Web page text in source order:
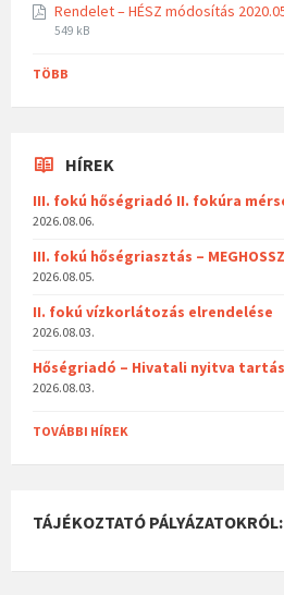
Rendelet – HÉSZ módosítás
549 kB
TÖBB
HÍREK
III. fokú hőségriadó II. fokúra
2026.08.06.
III. fokú hőségriasztás –
2026.08.05.
II. fokú vízkorlátozás elrendelése
2026.08.03.
Hőségriadó – Hivatali nyitva tartás
2026.08.03.
TOVÁBBI HÍREK
TÁJÉKOZTATÓ PÁLYÁZATOKRÓL: